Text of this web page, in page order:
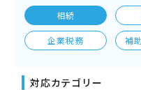
相続
企業税務 補
対応カテゴリー